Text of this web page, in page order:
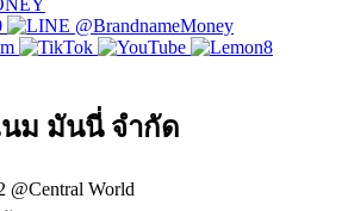
@BrandnameMoney
ม มันนี่ จำกัด
@Central World